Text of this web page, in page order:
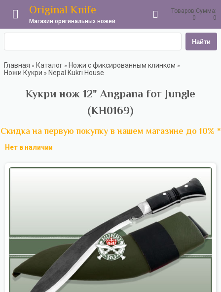
Original Knife
Магазин оригинальных ножей
Товаров:
0
Сумма:
0
Найти
Главная » Каталог » Ножи с фиксированным клинком »
Ножи Кукри » Nepal Kukri House
Кукри нож 12" Angpana for Jungle
(KH0169)
Скидка на первую покупку в нашем магазине до 10% *
Нет в наличии